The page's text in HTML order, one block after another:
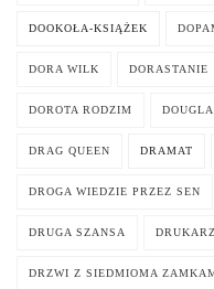
DOOKOŁA-KSIĄŻEK
DORA WILK DORASTANIE
DOROTA RODZIM
DRAG QUEEN DRAMAT
DROGA WIEDZIE PRZEZ SEN
DRUGA SZANSA
DRZWI Z SIEDMIOMA